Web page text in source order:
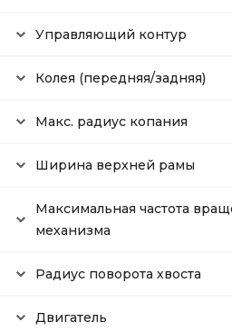
Управляющий контур
Колея (передняя/задняя)
Макс. радиус копания
Ширина верхней рамы
Максимальная частота
механизма
Радиус поворота хвоста
Двигатель